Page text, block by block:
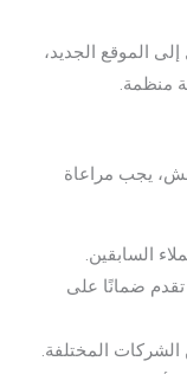
الموقع الجديد،
منظمة.
يجب مراعاة
السابقين.
تقدم ضمانًا على
الشركات المختلفة.